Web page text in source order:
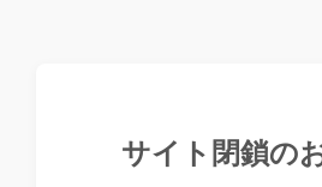
サイト閉鎖の